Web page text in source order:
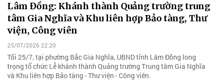
Lâm Đồng: Khánh thành Quảng trường trung
tâm Gia Nghĩa và Khu liên hợp Bảo tàng, Thư
viện, Công viên
25/07/2026 22:20
Tối 25/7, tại phường Bắc Gia Nghĩa, UBND tỉnh Lâm Đồng long
trọng tổ chức Lễ khánh thành Quảng trường Trung tâm Gia Nghĩa
và Khu liên hợp Bảo tàng - Thư viện - Công viên.